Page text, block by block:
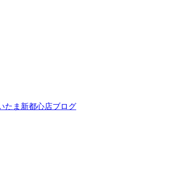
たま新都心店ブログ